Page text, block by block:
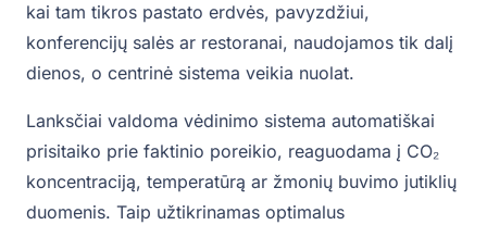
kai tam tikros pastato erdvės, pavyzdžiui,
konferencijų salės ar restoranai, naudojamos tik dalį
dienos, o centrinė sistema veikia nuolat.
Lanksčiai valdoma vėdinimo sistema automatiškai
prisitaiko prie faktinio poreikio, reaguodama į CO₂
koncentraciją, temperatūrą ar žmonių buvimo jutiklių
duomenis. Taip užtikrinamas optimalus